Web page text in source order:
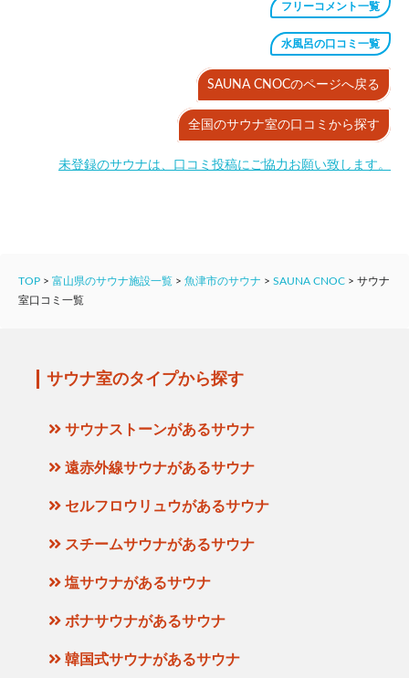
フリーコメント一覧
水風呂の口コミ一覧
SAUNA CNOCのページへ戻る
全国のサウナ室の口コミから探す
未登録のサウナは、口コミ投稿にご協力お願い致します。
TOP > 富山県のサウナ施設一覧 > 魚津市のサウナ > SAUNA CNOC > サウナ
室口コミ一覧
サウナ室のタイプから探す
サウナストーンがあるサウナ
遠赤外線サウナがあるサウナ
セルフロウリュウがあるサウナ
スチームサウナがあるサウナ
塩サウナがあるサウナ
ボナサウナがあるサウナ
韓国式サウナがあるサウナ